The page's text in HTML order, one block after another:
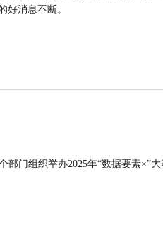
消息不断。
部门组织举办2025年“数据要素×”大